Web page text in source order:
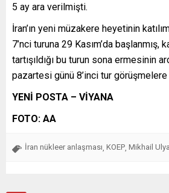
5 ay ara verilmişti.
İran’ın yeni müzakere heyetinin
7’nci turuna 29 Kasım’da başlanmış,
tartışıldığı bu turun sona ermesinin
pazartesi günü 8’inci tur görüşmelere
YENİ POSTA – VİYANA
FOTO: AA
İran nükleer anlaşması KOEP Mikhail